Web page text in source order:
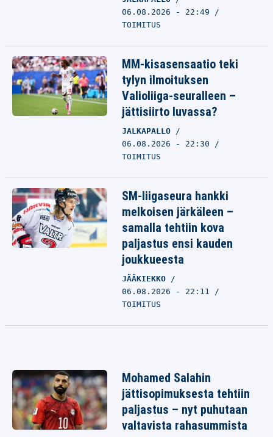
06.08.2026 - 22:49
TOIMITUS
MM-kisasensaatio teki
tylyn ilmoituksen
Valioliiga-seuralleen –
jättisiirto luvassa?
JALKAPALLO
06.08.2026 - 22:30
TOIMITUS
SM-liigaseura hankki
melkoisen järkäleen –
samalla tehtiin kova
paljastus ensi kauden
joukkueesta
JÄÄKIEKKO
06.08.2026 - 22:11
TOIMITUS
Mohamed Salahin
jättisopimuksesta tehtiin
paljastus – nyt puhutaan
valtavista rahasummista